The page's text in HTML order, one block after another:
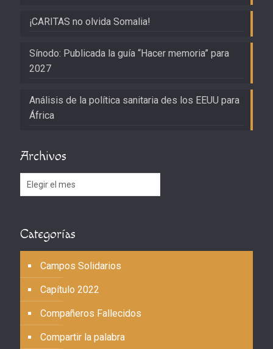
¡CARITAS no olvida Somalia!
Sínodo: Publicada la guía “Hacer memoria” para
2027
Análisis de la política sanitaria des los EEUU para
África
Archivos
Archivos
Categorías
Campos Solidarios
Capítulo 2022
Compañeros Fallecidos
Compartir la palabra